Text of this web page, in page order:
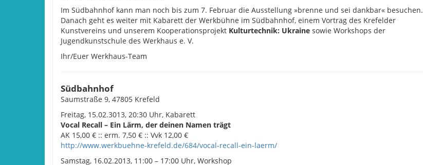
Im Südbahnhof kann man noch bis zum 7. Februar die Ausstellung »brenne und sei dankbar« besuchen.
Danach geht es weiter mit Kabarett der Werkbühne im Südbahnhof, einem Vortrag des Krefelder
Kunstvereins und unserem Kooperationsprojekt Kulturtechnik: Ukraine sowie Workshops der
Jugendkunstschule des Werkhaus e. V.
Ihr/Euer Werkhaus-Team
Südbahnhof
Saumstraße 9, 47805 Krefeld
Freitag, 15.02.3013, 20:30 Uhr, Kabarett
Vocal Recall – Ein Lärm, der deinen Namen trägt
AK 15,00 € :: erm. 7,50 € :: Vvk 12,00 €
http://www.werkbuehne-krefeld.de/684/vocal-recall-ein-laerm/
Samstag, 16.02.2013, 11:00 – 17:00 Uhr, Workshop